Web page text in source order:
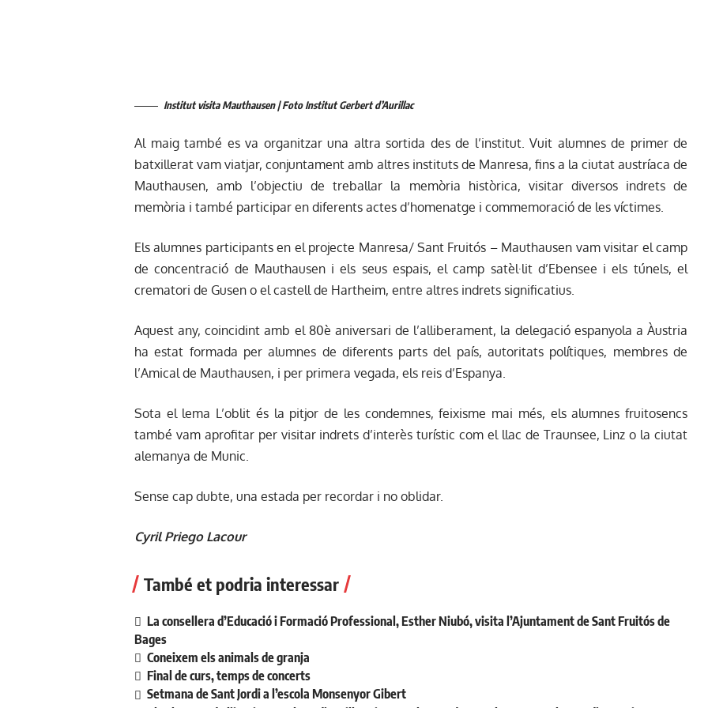
Institut visita Mauthausen | Foto Institut Gerbert d’Aurillac
Al maig també es va organitzar una altra sortida des de l’institut. Vuit alumnes de primer de
batxillerat vam viatjar, conjuntament amb altres instituts de Manresa, fins a la ciutat austríaca de
Mauthausen, amb l’objectiu de treballar la memòria històrica, visitar diversos indrets de
memòria i també participar en diferents actes d’homenatge i commemoració de les víctimes.
Els alumnes participants en el projecte Manresa/ Sant Fruitós – Mauthausen vam visitar el camp
de concentració de Mauthausen i els seus espais, el camp satèl·lit d’Ebensee i els túnels, el
crematori de Gusen o el castell de Hartheim, entre altres indrets significatius.
Aquest any, coincidint amb el 80è aniversari de l’alliberament, la delegació espanyola a Àustria
ha estat formada per alumnes de diferents parts del país, autoritats polítiques, membres de
l’Amical de Mauthausen, i per primera vegada, els reis d’Espanya.
Sota el lema L’oblit és la pitjor de les condemnes, feixisme mai més, els alumnes fruitosencs
també vam aprofitar per visitar indrets d’interès turístic com el llac de Traunsee, Linz o la ciutat
alemanya de Munic.
Sense cap dubte, una estada per recordar i no oblidar.
Cyril Priego Lacour
També et podria interessar
La consellera d’Educació i Formació Professional, Esther Niubó, visita l’Ajuntament de Sant Fruitós de
Bages
Coneixem els animals de granja
Final de curs, temps de concerts
Setmana de Sant Jordi a l’escola Monsenyor Gibert